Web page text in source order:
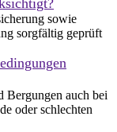
sowie
sorgfältig geprüft
Bergungen auch bei
oder schlechten